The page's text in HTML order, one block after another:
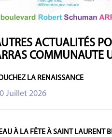
ACTUALITÉS
COMMUNAUTE
LA RENAISSANCE
Juillet 2026
À LA FÊTE À SAINT LAURENT